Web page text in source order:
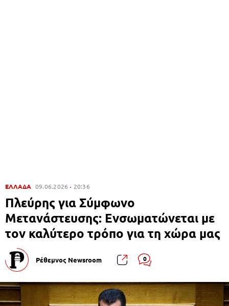
ΕΛΛΑΔΑ 09.06.2026 20:36
Πλεύρης για Σύμφωνο
Μετανάστευσης: Ενσωματώνεται με
τον καλύτερο τρόπο για τη χώρα μας
Ρέθεμνος Newsroom 0